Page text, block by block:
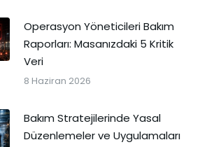
Operasyon Yöneticileri Bakım
Raporları: Masanızdaki 5 Kritik
Veri
8 Haziran 2026
Bakım Stratejilerinde Yasal
Düzenlemeler ve Uygulamaları